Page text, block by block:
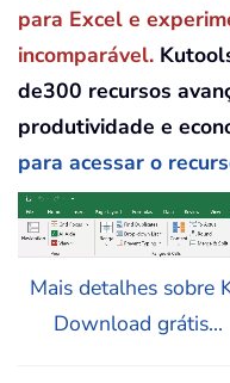
para Excel e
incomparável.
de300 recursos
produtividade e
para acessar o
Mais detalhes sobre
Download grátis...